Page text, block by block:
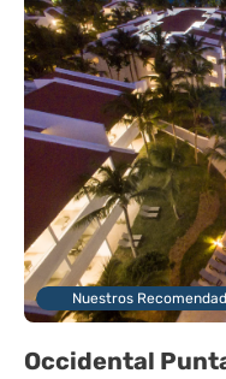
Nuestros
Occidental